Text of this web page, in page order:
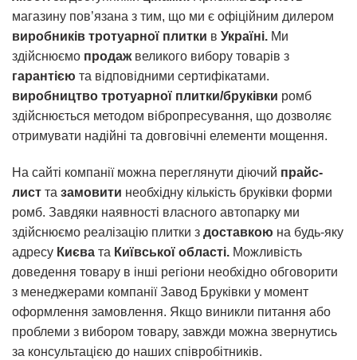
магазину пов’язана з тим, що ми є офіційним дилером
виробників тротуарної плитки в Україні. Ми
здійснюємо продаж великого вибору товарів з
гарантією та відповідними сертифікатами.
виробництво тротуарної плитки/бруківки ромб
здійснюється методом вібропресування, що дозволяє
отримувати надійні та довговічні елементи мощення.
На сайті компанії можна переглянути діючий прайс-
лист та замовити необхідну кількість бруківки форми
ромб. Завдяки наявності власного автопарку ми
здійснюємо реалізацію плитки з доставкою на будь-яку
адресу Києва та Київської області. Можливість
доведення товару в інші регіони необхідно обговорити
з менеджерами компанії Завод Бруківки у момент
оформлення замовлення. Якщо виникли питання або
проблеми з вибором товару, завжди можна звернутись
за консультацією до наших співробітників.